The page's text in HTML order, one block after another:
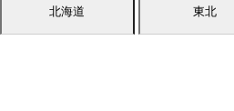
北海道 東北